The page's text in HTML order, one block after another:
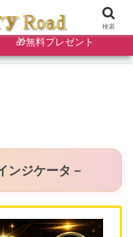
ゴールドスキャルインジ
🎁無料プレゼント
ンジケータ－
検索